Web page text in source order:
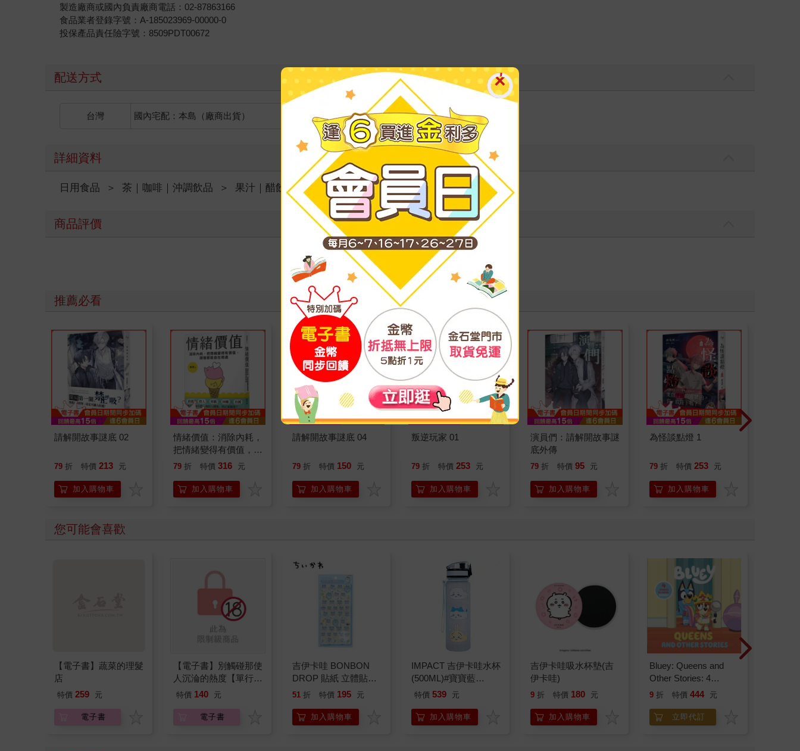
製造廠商或國內負責廠商電話：02-87863166
食品業者登錄字號：A-185023969-00000-0
投保產品責任險字號：8509PDT00672
配送方式
台灣 國內宅配：本島（廠商出貨）
詳細資料
日用食品 ＞ 茶｜咖啡｜沖調飲品 ＞ 果汁｜醋飲 ＞ 各式醋飲
商品評價
推薦必看
請解開故事謎底 02
79 折 特價 213 元
加入購物車
情緒價值：消除內耗，
把情緒變得有價值，跟
誰都能自在相處
79 折 特價 316 元
加入購物車
請解開故事謎底 04
79 折 特價 150 元
加入購物車
叛逆玩家 01
79 折 特價 253 元
加入購物車
演員們：請解開故事謎
底外傳
79 折 特價 95 元
加入購物車
為怪談點燈 1
79 折 特價 253 元
加入購物車
您可能會喜歡
【電子書】蔬菜的理髮
店
特價 259 元
電子書
【電子書】別觸碰那使
人沉淪的熱度【單行本
版】
特價 140 元
電子書
吉伊卡哇 BONBON
DROP 貼紙 立體貼紙
水晶貼紙 手帳貼 裝飾
兔兔 Chiikawa
51 折 特價 195 元
加入購物車
IMPACT 吉伊卡哇水杯
(500ML)#寶寶藍
IMCHB01LB
特價 539 元
加入購物車
吉伊卡哇吸水杯墊(吉
伊卡哇)
9 折 特價 180 元
加入購物車
Bluey: Queens and
Other Stories: 4
Stories in 1 Book.
9 折 特價 444 元
立即代訂